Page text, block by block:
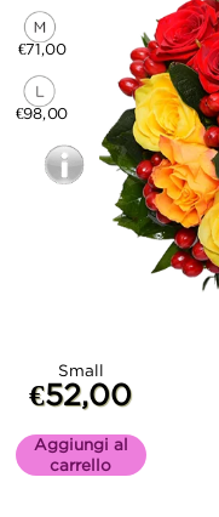
€71,00
€98,00
Small
€52,00
Aggiungi al
carrello